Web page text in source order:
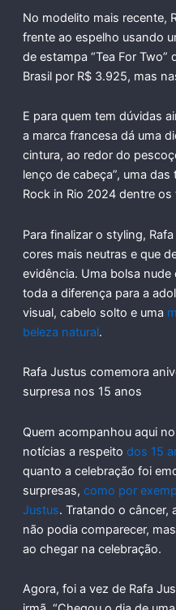
No modelito mais recente,
frente ao espelho usando
de estampa “Tea For
Brasil por R$ 3.925, mas
E para quem tem dúvidas
a marca francesa dá uma
cintura, ao redor do
lenço de cabeça”, uma
Rock in Rio 2024 dentre
Para finalizar o styling,
cores mais neutras e que
evidência. Uma bolsa nude
toda a diferença para a
visual, cabelo solto e uma
beleza natural.
Rafa Justus comemora
surpresa nos 15 anos
Quem acompanhou aqui no
notícias a respeito dos 15
quanto a celebração foi
surpresas, como por
Justus. Tratando o câncer,
não podia comparecer,
ao chegar na celebração.
Agora, foi a vez de Rafa